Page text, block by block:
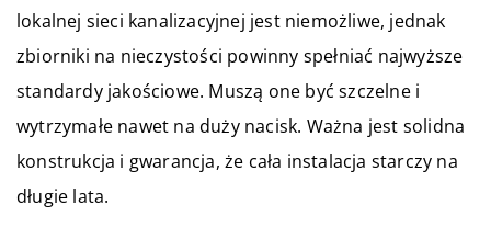
lokalnej sieci kanalizacyjnej jest niemożliwe, jednak
zbiorniki na nieczystości powinny spełniać najwyższe
standardy jakościowe. Muszą one być szczelne i
wytrzymałe nawet na duży nacisk. Ważna jest solidna
konstrukcja i gwarancja, że cała instalacja starczy na
długie lata.